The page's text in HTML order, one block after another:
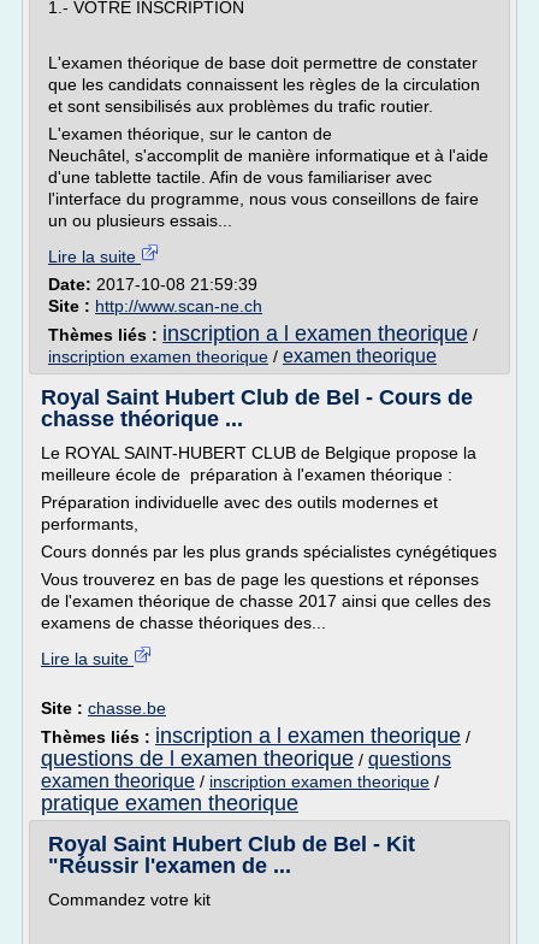
1.- VOTRE INSCRIPTION
L'examen théorique de base doit permettre de constater
que les candidats connaissent les règles de la circulation
et sont sensibilisés aux problèmes du trafic routier.
L'examen théorique, sur le canton de
Neuchâtel, s'accomplit de manière informatique et à l'aide
d'une tablette tactile. Afin de vous familiariser avec
l'interface du programme, nous vous conseillons de faire
un ou plusieurs essais...
Lire la suite
Date: 2017-10-08 21:59:39
Site : http://www.scan-ne.ch
Thèmes liés : inscription a l examen theorique /
inscription examen theorique / examen theorique
Royal Saint Hubert Club de Bel - Cours de
chasse théorique ...
Le ROYAL SAINT-HUBERT CLUB de Belgique propose la
meilleure école de préparation à l'examen théorique :
Préparation individuelle avec des outils modernes et
performants,
Cours donnés par les plus grands spécialistes cynégétiques
Vous trouverez en bas de page les questions et réponses
de l'examen théorique de chasse 2017 ainsi que celles des
examens de chasse théoriques des...
Lire la suite
Site : chasse.be
Thèmes liés : inscription a l examen theorique /
questions de l examen theorique / questions
examen theorique / inscription examen theorique /
pratique examen theorique
Royal Saint Hubert Club de Bel - Kit
"Réussir l'examen de ...
Commandez votre kit